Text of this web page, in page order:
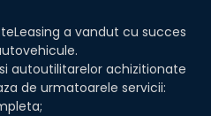
a vandut cu succes
autoutilitarelor achizitionate
de urmatoarele servicii: